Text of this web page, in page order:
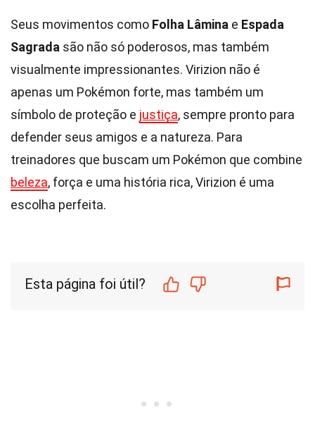
Seus movimentos como Folha Lâmina e Espada
Sagrada são não só poderosos, mas também
visualmente impressionantes. Virizion não é
apenas um Pokémon forte, mas também um
símbolo de proteção e justiça, sempre pronto para
defender seus amigos e a natureza. Para
treinadores que buscam um Pokémon que combine
beleza, força e uma história rica, Virizion é uma
escolha perfeita.
Esta página foi útil?